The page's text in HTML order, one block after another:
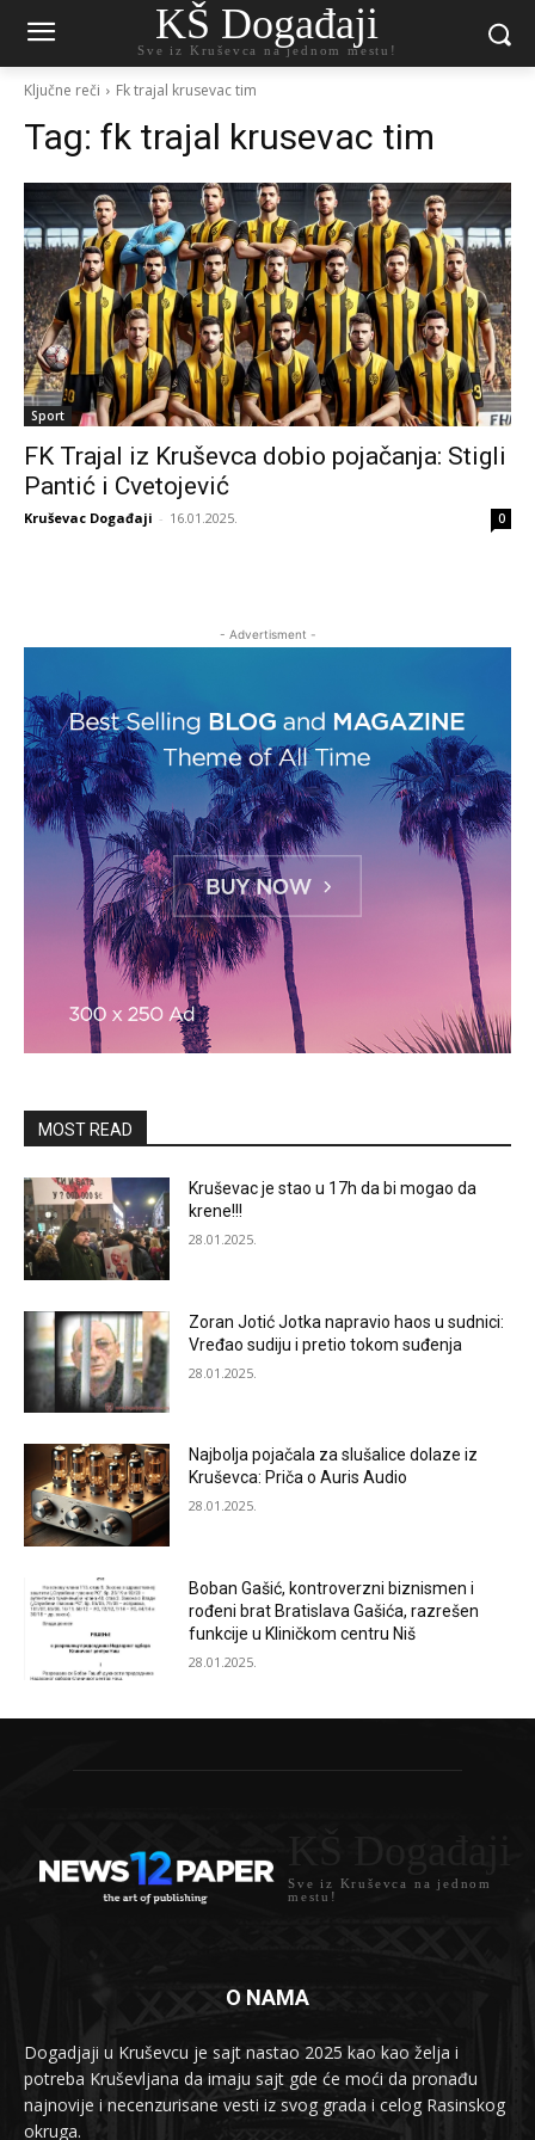
KŠ Događaji
Sve iz Kruševca na jednom mestu!
Ključne reči Fk trajal krusevac tim
Tag: fk trajal krusevac tim
Sport
FK Trajal iz Kruševca dobio pojačanja: Stigli
Pantić i Cvetojević
Kruševac Događaji - 16.01.2025. 0
- Advertisment -
MOST READ
Kruševac je stao u 17h da bi mogao da
krene!!!
28.01.2025.
Zoran Jotić Jotka napravio haos u sudnici:
Vređao sudiju i pretio tokom suđenja
28.01.2025.
Najbolja pojačala za slušalice dolaze iz
Kruševca: Priča o Auris Audio
28.01.2025.
Boban Gašić, kontroverzni biznismen i
rođeni brat Bratislava Gašića, razrešen
funkcije u Kliničkom centru Niš
28.01.2025.
Sve iz Kruševca na jednom
mestu!
O NAMA
Dogadjaji u Kruševcu je sajt nastao 2025 kao kao želja i
potreba Kruševljana da imaju sajt gde će moći da pronađu
najnovije i necenzurisane vesti iz svog grada i celog Rasinskog
okruga.